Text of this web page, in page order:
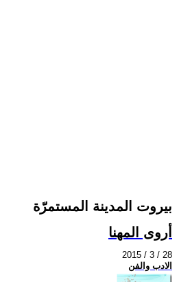
بيروت المدينة المستمرّة
أروى المهنا
2015 / 3 / 28
الادب والفن